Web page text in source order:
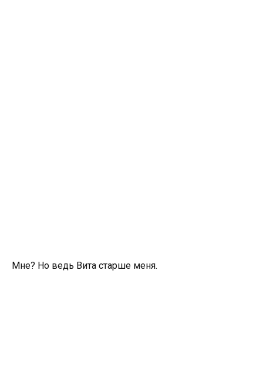
Мне? Но ведь Вита старше меня.